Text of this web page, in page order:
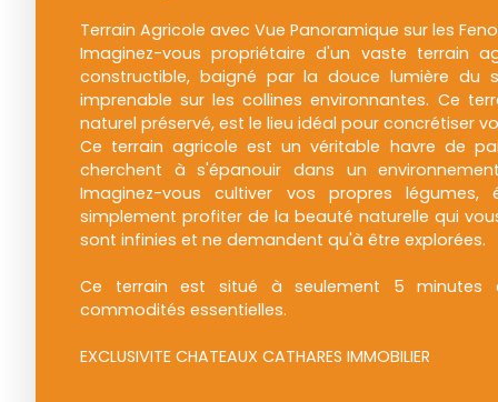
Terrain Agricole avec Vue Panoramique sur les
Imaginez-vous propriétaire d'un vaste terrain
constructible, baigné par la douce lumière du
imprenable sur les collines environnantes. Ce
naturel préservé, est le lieu idéal pour concrétiser
Ce terrain agricole est un véritable havre de
cherchent à s'épanouir dans un
Imaginez-vous cultiver vos propres légumes,
simplement profiter de la beauté naturelle qui
sont infinies et ne demandent qu'à être explorées.
Ce terrain est situé à seulement 5 minutes
commodités essentielles.
EXCLUSIVITE CHATEAUX CATHARES IMMOBILIER